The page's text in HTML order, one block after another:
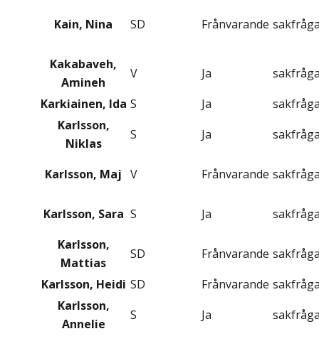
Kain, Nina SD Frånvarande
Kakabaveh,
Amineh
V Ja
Karkiainen, Ida S Ja
Karlsson,
Niklas
S Ja
Karlsson, Maj V Frånvarande
Karlsson, Sara S Ja
Karlsson,
Mattias
SD Frånvarande
Karlsson, Heidi SD Frånvarande
Karlsson,
Annelie
S Ja